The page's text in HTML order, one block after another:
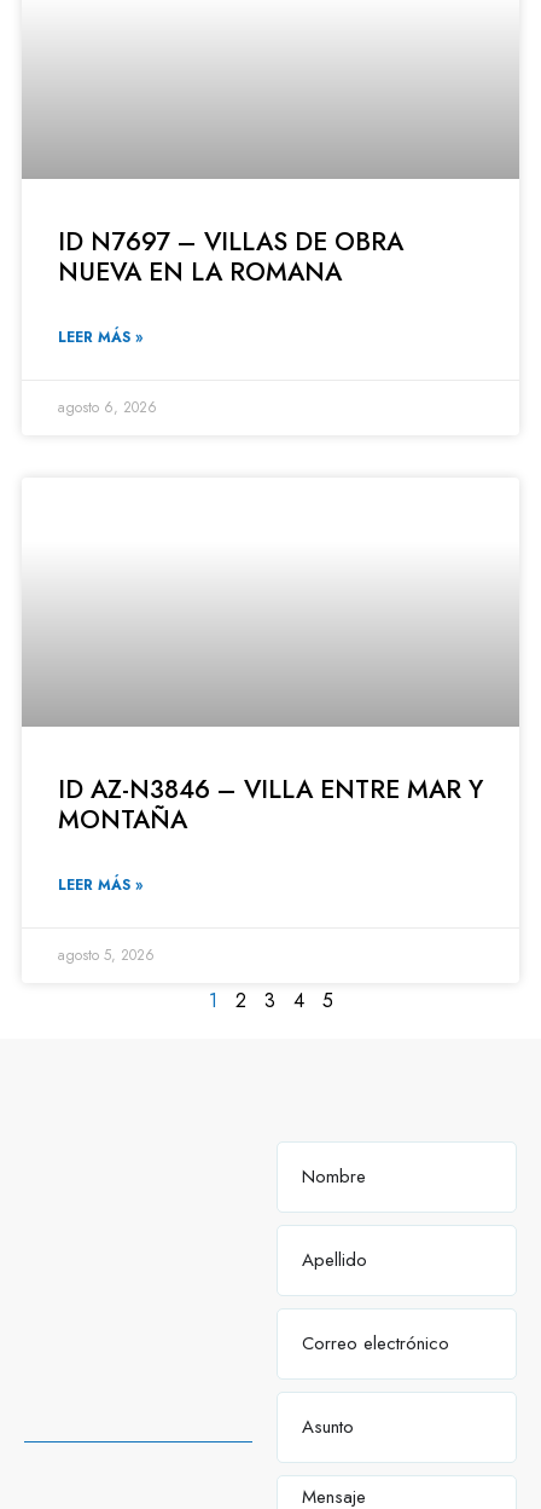
ID N7697 – VILLAS DE OBRA
NUEVA EN LA ROMANA
LEER MÁS »
agosto 6, 2026
ID AZ-N3846 – VILLA ENTRE MAR Y
MONTAÑA
LEER MÁS »
agosto 5, 2026
1 2 3 4 5